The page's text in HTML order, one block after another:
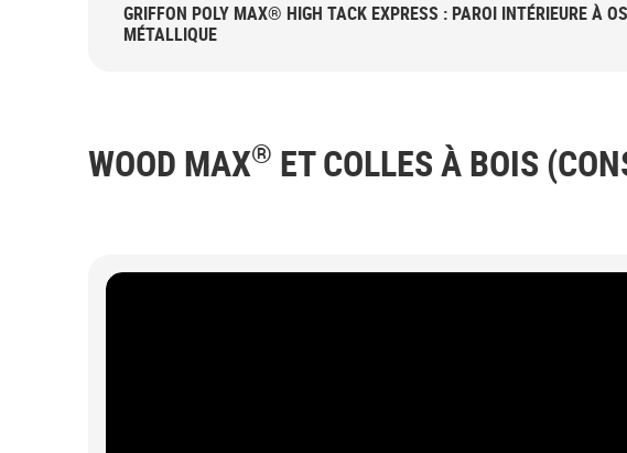
GRIFFON POLY MAX® HIGH TACK EXPRESS : PAROI INTÉRIEURE À
MÉTALLIQUE
WOOD MAX® ET COLLES À BOIS